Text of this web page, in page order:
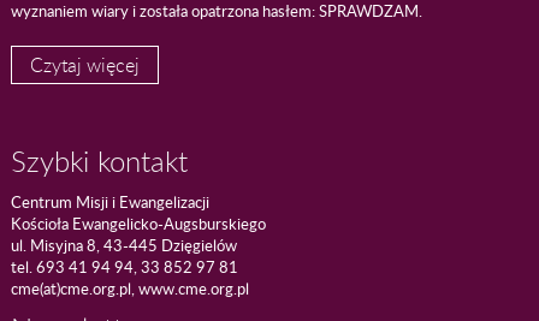
wyznaniem wiary i została opatrzona hasłem: SPRAWDZAM.
Czytaj więcej
Szybki kontakt
Centrum Misji i Ewangelizacji
Kościoła Ewangelicko-Augsburskiego
ul. Misyjna 8, 43-445 Dzięgielów
tel. 693 41 94 94, 33 852 97 81
cme(at)cme.org.pl, www.cme.org.pl